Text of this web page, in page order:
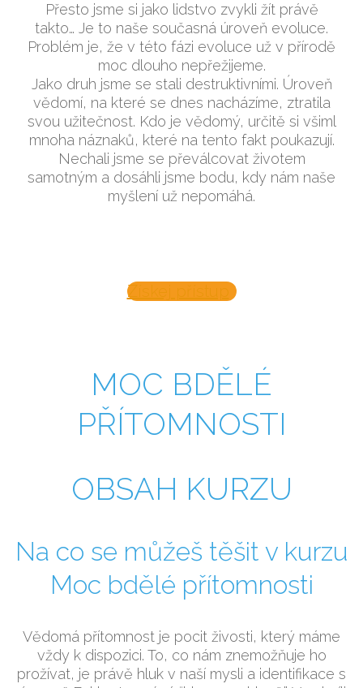
Přesto jsme si jako lidstvo zvykli žít právě
takto… Je to naše současná úroveň evoluce.
Problém je, že v této fázi evoluce už v přírodě
moc dlouho nepřežijeme.
Jako druh jsme se stali destruktivními. Úroveň
vědomí, na které se dnes nacházíme, ztratila
svou užitečnost. Kdo je vědomý, určitě si všiml
mnoha náznaků, které na tento fakt poukazují.
Nechali jsme se převálcovat životem
samotným a dosáhli jsme bodu, kdy nám naše
myšlení už nepomáhá.
Získej přístup
MOC BDĚLÉ
PŘÍTOMNOSTI
OBSAH KURZU
Na co se můžeš těšit v kurzu
Moc bdělé přítomnosti
Vědomá přítomnost je pocit živosti, který máme
vždy k dispozici. To, co nám znemožňuje ho
prožívat, je právě hluk v naší mysli a identifikace s